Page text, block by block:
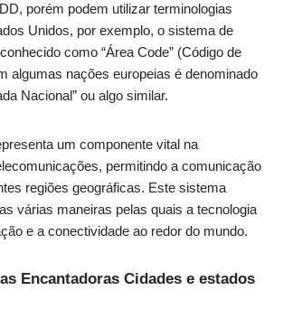
porém podem utilizar terminologias
Unidos, por exemplo, o sistema de
como “Área Code” (Código de
algumas nações europeias é denominado
Nacional” ou algo similar.
um componente vital na
permitindo a comunicação
regiões geográficas. Este sistema
várias maneiras pelas quais a tecnologia
e a conectividade ao redor do mundo.
Encantadoras Cidades e estados